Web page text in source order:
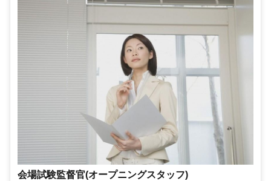
会場試験監督官(オープニングスタッフ)